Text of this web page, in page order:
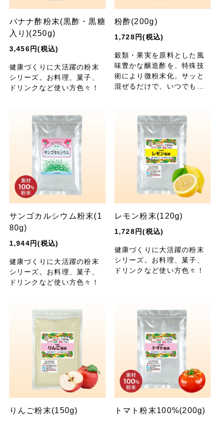
バナナ酢粉末(黒酢・黒糖
入り)(250g)
3,456円(税込)
健康づくりに大活躍の粉末
シリーズ。お料理、菓子、
ドリンクなど使い方色々！
粉酢(200g)
1,728円(税込)
穀類・果実を原料とした風
味豊かな醸造酢を、特殊技
術により微粉末化。サッと
混ぜるだけで、いつでも手
いお料理に、キャンプなど
アウトドアの携帯調味料に
もおすすめです
サンゴカルシウム粉末(1
80g)
1,944円(税込)
健康づくりに大活躍の粉末
シリーズ。お料理、菓子、
ドリンクなど使い方色々！
レモン粉末(120g)
1,728円(税込)
健康づくりに大活躍の粉末
シリーズ。お料理、菓子、
ドリンクなど使い方色々！
りんご粉末(150g) トマト粉末100%(200g)